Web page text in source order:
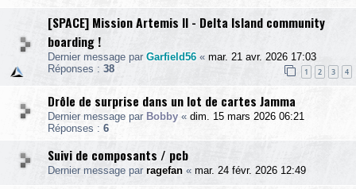
[SPACE] Mission Artemis II - Delta Island community
boarding !
Dernier message par Garfield56 « mar. 21 avr. 2026 17:03
Réponses : 38 1 2 3 4
Drôle de surprise dans un lot de cartes Jamma
Dernier message par Bobby « dim. 15 mars 2026 06:21
Réponses : 6
Suivi de composants / pcb
Dernier message par ragefan « mar. 24 févr. 2026 12:49